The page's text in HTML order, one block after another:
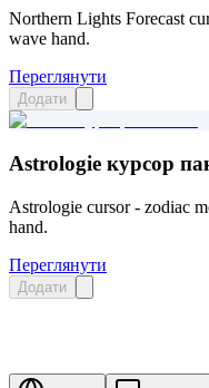
Northern Lights Forecast
wave hand.
Переглянути
Додати
Astrologie курсор
Astrologie cursor - zodiac
hand.
Переглянути
Додати